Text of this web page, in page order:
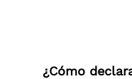
¿Cómo